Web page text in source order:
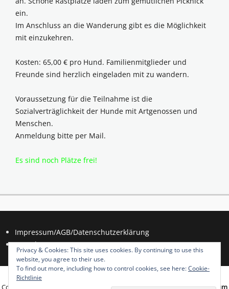
ein.
Im Anschluss an die Wanderung gibt es die Möglichkeit
mit einzukehren.
Kosten: 65,00 € pro Hund. Familienmitglieder und
Freunde sind herzlich eingeladen mit zu wandern.
Voraussetzung für die Teilnahme ist die
Sozialverträglichkeit der Hunde mit Artgenossen und
Menschen.
Anmeldung bitte per Mail.
Es sind noch Plätze frei!
Impressum/AGB/Datenschutzerklärung
Kontakt
Privacy & Cookies: This site uses cookies. By continuing to use this
website, you agree to their use.
To find out more, including how to control cookies, see here:Cookie-
Richtlinie